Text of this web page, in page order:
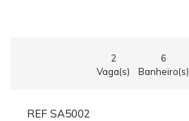
2
Vaga(s)
6
Banheiro(s)
REF SA5002